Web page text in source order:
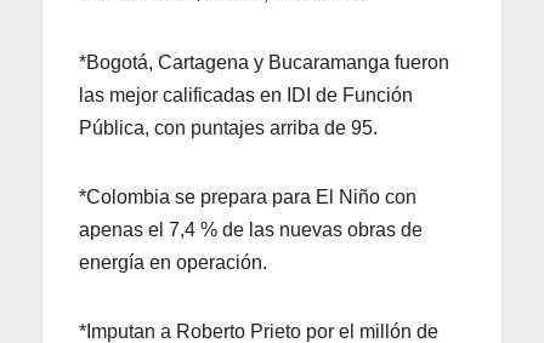
*Bogotá, Cartagena y Bucaramanga fueron
las mejor calificadas en IDI de Función
Pública, con puntajes arriba de 95.
*Colombia se prepara para El Niño con
apenas el 7,4 % de las nuevas obras de
energía en operación.
*Imputan a Roberto Prieto por el millón de